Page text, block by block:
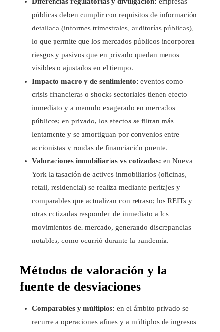
Diferencias regulatorias y divulgación: empresas
públicas deben cumplir con requisitos de información
detallada (informes trimestrales, auditorías públicas),
lo que permite que los mercados públicos incorporen
riesgos y pasivos que en privado quedan menos
visibles o ajustados en el tiempo.
Impacto macro y de sentimiento: eventos como
crisis financieras o shocks sectoriales tienen efecto
inmediato y a menudo exagerado en mercados
públicos; en privado, los efectos se filtran más
lentamente y se amortiguan por convenios entre
accionistas y rondas de financiación puente.
Valoraciones inmobiliarias vs cotizadas: en Nueva
York la tasación de activos inmobiliarios (oficinas,
retail, residencial) se realiza mediante peritajes y
comparables que actualizan con retraso; los REITs y
otras cotizadas responden de inmediato a los
movimientos del mercado, generando discrepancias
notables, como ocurrió durante la pandemia.
Métodos de valoración y la
fuente de desviaciones
Comparables y múltiplos: en el ámbito privado se
recurre a operaciones afines y a múltiplos de ingresos